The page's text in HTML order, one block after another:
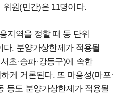
원(민간)은 11명이다.
지역을 정할 때 동 단위
다. 분양가상한제가 적용될
초·송파·강동구)에 속한
게 거론된다. 또 마용성(마포·
등도 분양가상한제가 적용될